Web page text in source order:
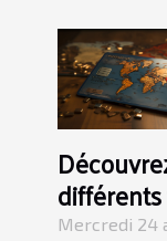
de visa
Mercredi 24